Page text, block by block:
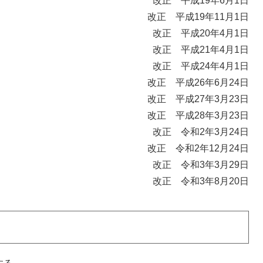
改正 平成19年11月1日
改正 平成20年4月1日
改正 平成21年4月1日
改正 平成24年4月1日
改正 平成26年6月24日
改正 平成27年3月23日
改正 平成28年3月23日
改正 令和2年3月24日
改正 令和2年12月24日
改正 令和3年3月29日
改正 令和3年8月20日